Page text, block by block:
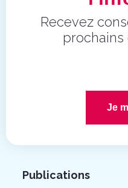
Recevez
prochains
Je
Publications